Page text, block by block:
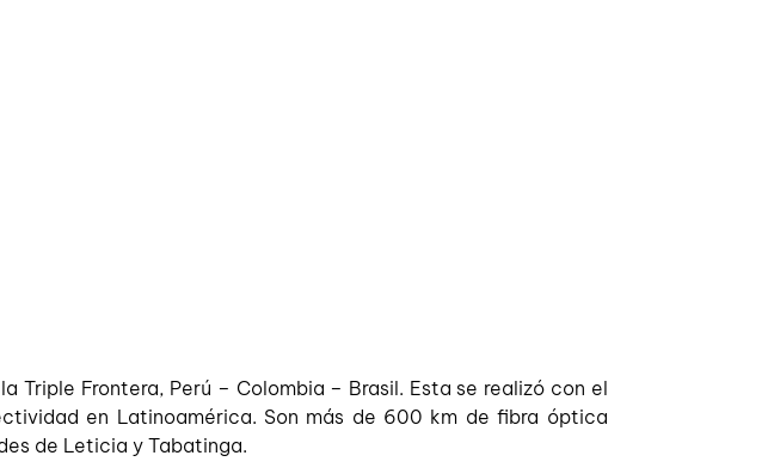
Frontera, Perú – Colombia – Brasil. Esta se realizó con el
en Latinoamérica. Son más de 600 km de fibra óptica
de Leticia y Tabatinga.